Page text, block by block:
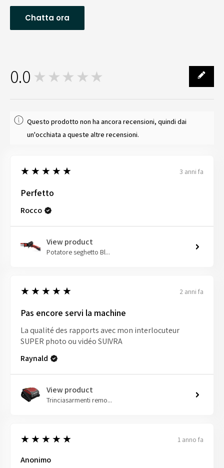
Chatta ora
0.0 ★★★★★
Questo prodotto non ha ancora recensioni, quindi dai
un'occhiata a queste altre recensioni.
5
★★★★★ 3 anni fa
Perfetto
Rocco
View product
Potatore seghetto Bl...
5
★★★★★ 2 anni fa
Pas encore servi la machine
La qualité des rapports avec mon interlocuteur
SUPER photo ou vidéo SUIVRA
Raynald
View product
Trinciasarmenti remo...
5
★★★★★ 1 anno fa
Anonimo